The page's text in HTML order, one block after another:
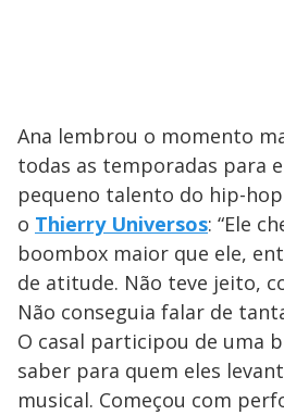
Ana lembrou o momento
todas as temporadas para
pequeno talento do hip-
o Thierry Universos: “Ele
boombox maior que ele,
de atitude. Não teve jeito,
Não conseguia falar de
O casal participou de uma
saber para quem eles
musical. Começou com